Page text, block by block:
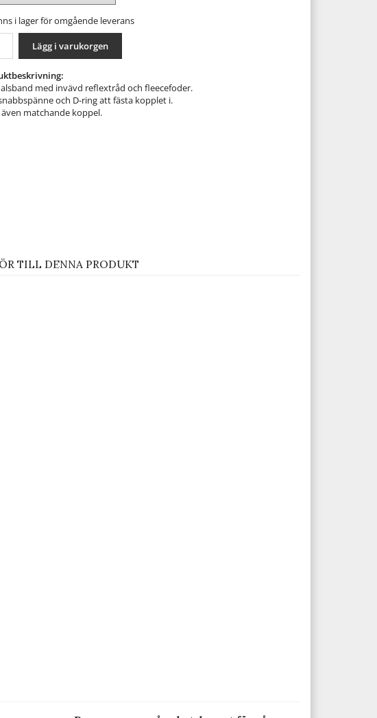
i lager för omgående leverans
Lägg i varukorgen
med invävd reflextråd och fleecefoder.
och D-ring att fästa kopplet i.
även matchande koppel.
TILL DENNA PRODUKT